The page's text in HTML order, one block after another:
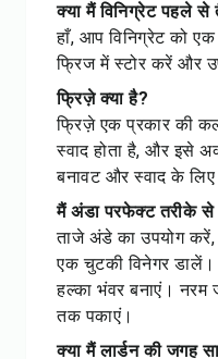
क्या मैं विनिग्रेट पहले
हाँ, आप विनिग्रेट को
फ्रिज में स्टोर करें और
फ्रिज़े क्या है?
फ्रिज़े एक प्रकार की
स्वाद होता है, और इसे
बनावट और स्वाद के लिए
मैं अंडा परफेक्ट तरीके
ताजे अंडे का उपयोग
एक चुटकी विनेगर
हल्का भंवर बनाएं। नरम
तक पकाएं।
क्या मैं लार्डन की जगह